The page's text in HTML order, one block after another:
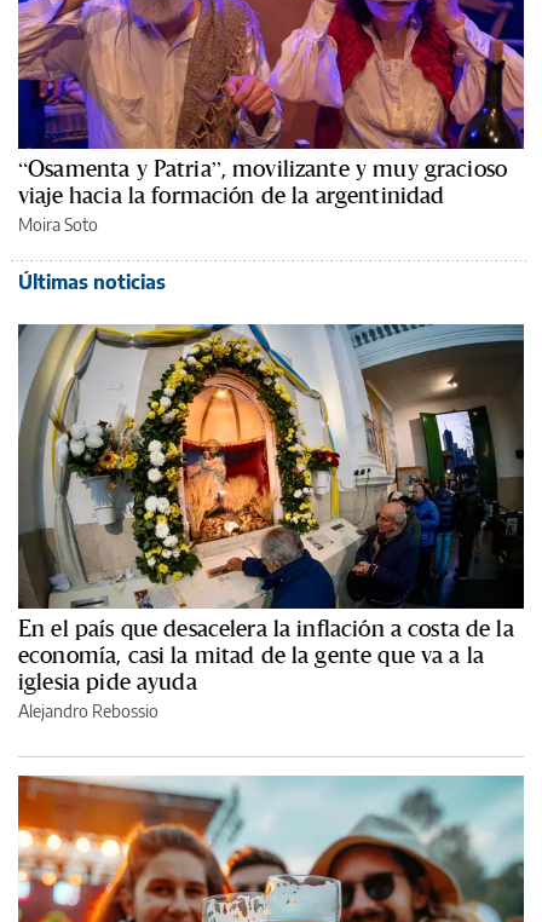
“Osamenta y Patria”, movilizante y muy gracioso
viaje hacia la formación de la argentinidad
Moira Soto
Últimas noticias
En el país que desacelera la inflación a costa de la
economía, casi la mitad de la gente que va a la
iglesia pide ayuda
Alejandro Rebossio